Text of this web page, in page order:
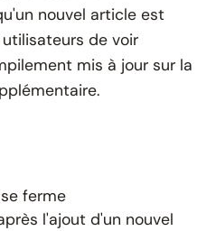
nouvel article est
de voir
mis à jour sur la
ferme
l'ajout d'un nouvel